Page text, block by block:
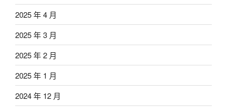
2025 年 4 月
2025 年 3 月
2025 年 2 月
2025 年 1 月
2024 年 12 月